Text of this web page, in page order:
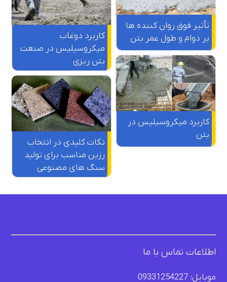
تأثیر فوق روان کننده‌ ها
بر دوام و طول عمر بتن
کاربرد دوغاب
میکروسیلیس در صنعت
بتن ریزی
کاربرد میکروسیلیس در
بتن
نکات کلیدی در انتخاب
رزین مناسب برای تولید
سنگ های مصنوعی
اطلاعات تماس با ما
موبایل: 09331254227